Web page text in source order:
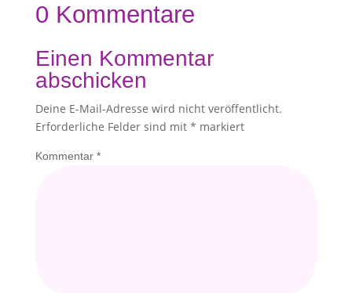
0 Kommentare
Einen Kommentar
abschicken
Deine E-Mail-Adresse wird nicht veröffentlicht.
Erforderliche Felder sind mit * markiert
Kommentar *